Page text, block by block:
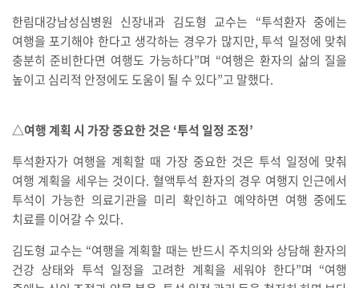
한림대강남성심병원 신장내과 김도형 교수는 “투석환자 중에는
여행을 포기해야 한다고 생각하는 경우가 많지만, 투석 일정에 맞춰
충분히 준비한다면 여행도 가능하다”며 “여행은 환자의 삶의 질을
높이고 심리적 안정에도 도움이 될 수 있다”고 말했다.
△여행 계획 시 가장 중요한 것은 ‘투석 일정 조정’
투석환자가 여행을 계획할 때 가장 중요한 것은 투석 일정에 맞춰
여행 계획을 세우는 것이다. 혈액투석 환자의 경우 여행지 인근에서
투석이 가능한 의료기관을 미리 확인하고 예약하면 여행 중에도
치료를 이어갈 수 있다.
김도형 교수는 “여행을 계획할 때는 반드시 주치의와 상담해 환자의
건강 상태와 투석 일정을 고려한 계획을 세워야 한다”며 “여행